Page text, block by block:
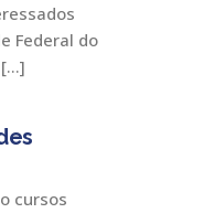
Federal do
[…]
cursos